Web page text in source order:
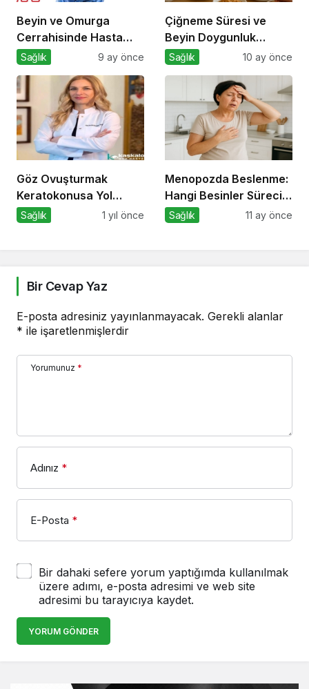
Beyin ve Omurga
Cerrahisinde Hasta
Profili Değişti: Genç
Artıyor
Sağlık 9 ay önce
Çiğneme Süresi ve
Beyin Doygunluk
Sinyalleri
Sağlık 10 ay önce
Göz Ovuşturmak
Keratokonusa Yol
Açabilir
Sağlık 1 yıl önce
Menopozda Beslenme:
Hangi Besinler Süreci
Kolaylaştırır?
Sağlık 11 ay önce
Bir Cevap Yaz
E-posta adresiniz yayınlanmayacak. Gerekli alanlar
* ile işaretlenmişlerdir
Yorumunuz *
Adınız *
E-Posta *
Bir dahaki sefere yorum yaptığımda kullanılmak
üzere adımı, e-posta adresimi ve web site
adresimi bu tarayıcıya kaydet.
YORUM GÖNDER